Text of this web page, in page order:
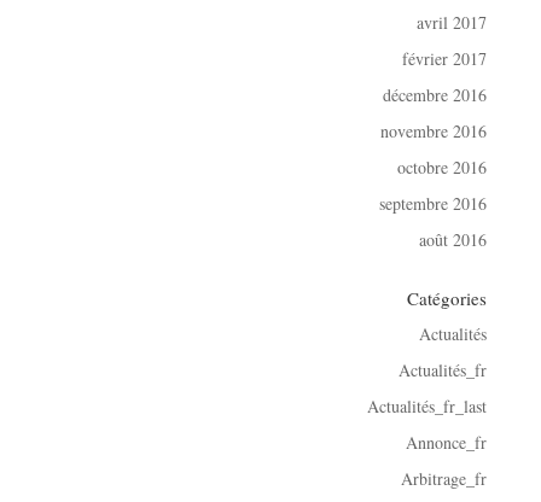
avril 2017
février 2017
décembre 2016
novembre 2016
octobre 2016
septembre 2016
août 2016
Catégories
Actualités
Actualités_fr
Actualités_fr_last
Annonce_fr
Arbitrage_fr